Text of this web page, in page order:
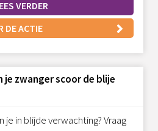
VERDER
DE ACTIE
je zwanger scoor de blije
je in blijde verwachting? Vraag